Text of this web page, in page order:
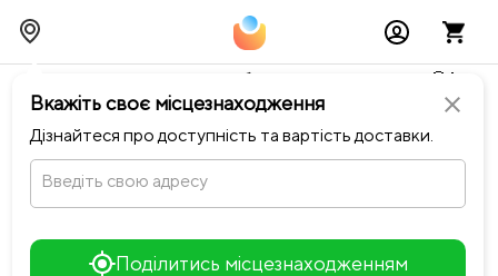
close
Вкажіть своє місцезнаходження
Дізнайтеся про доступність та вартість доставки.
Введіть свою адресу
Поділитись місцезнаходженням
Тимчасово можливі перебої із онлайн оплатами🥺🔧
chevron_leftПовернутися до Ситий вареник